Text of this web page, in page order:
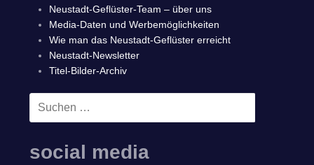
Neustadt-Geflüster-Team – über uns
Media-Daten und Werbemöglichkeiten
Wie man das Neustadt-Geflüster erreicht
Neustadt-Newsletter
Titel-Bilder-Archiv
Suchen
social media